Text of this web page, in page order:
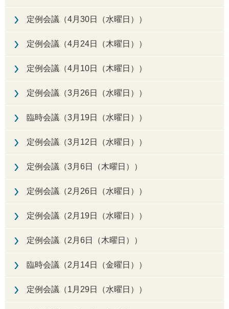
定例会議（4月30日（水曜日））
定例会議（4月24日（木曜日））
定例会議（4月10日（木曜日））
定例会議（3月26日（水曜日））
臨時会議（3月19日（水曜日））
定例会議（3月12日（水曜日））
定例会議（3月6日（木曜日））
定例会議（2月26日（水曜日））
定例会議（2月19日（水曜日））
定例会議（2月6日（木曜日））
臨時会議（2月14日（金曜日））
定例会議（1月29日（水曜日））